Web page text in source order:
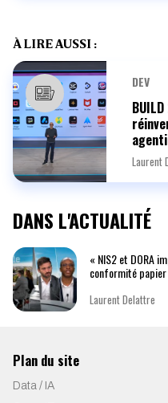
À LIRE AUSSI :
DEV
Laurent
DANS L'ACTUALITÉ
« NIS2 et DORA
conformité
Laurent Delattre
Plan du site
Data / IA